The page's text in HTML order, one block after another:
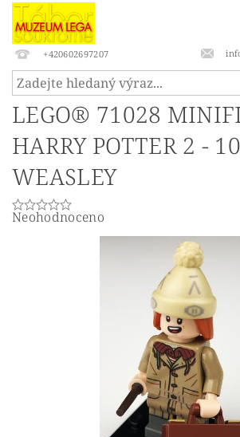
+420602697207
LEGO® 71028
HARRY POTTER 2 -
WEASLEY
Neohodnoceno